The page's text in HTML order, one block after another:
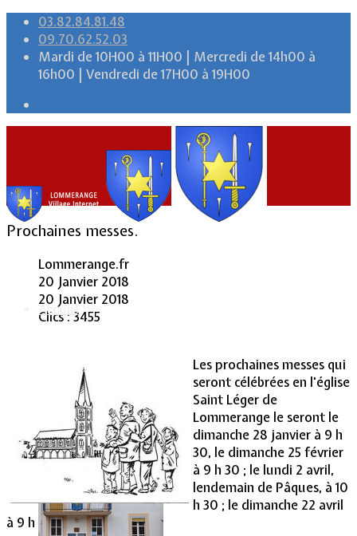
03.82.84.81.48
09.70.62.52.03
Mardi de 10H00 à 11H00 | Mercredi de 14h00 à
16h00 | Vendredi de 17H00 à 19H00
Accueil
Vie Municipale
Prochaines messes.
Lommerange.fr
20 Janvier 2018
20 Janvier 2018
Clics : 3455
Les prochaines messes qui
seront célébrées en l'église
Saint Léger de
Lommerange le seront le
dimanche 28 janvier à 9 h
30, le dimanche 25 février
à 9 h 30 ; le lundi 2 avril,
lendemain de Pâques, à 10
h 30 ; le dimanche 22 avril
à 9 h 30.